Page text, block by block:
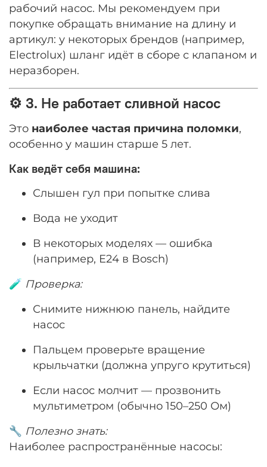
рабочий насос. Мы рекомендуем при
покупке обращать внимание на длину и
артикул: у некоторых брендов (например,
Electrolux) шланг идёт в сборе с клапаном и
неразборен.
⚙️ 3. Не работает сливной насос
Это наиболее частая причина поломки,
особенно у машин старше 5 лет.
Как ведёт себя машина:
Слышен гул при попытке слива
Вода не уходит
В некоторых моделях — ошибка
(например, E24 в Bosch)
🧪 Проверка:
Снимите нижнюю панель, найдите
насос
Пальцем проверьте вращение
крыльчатки (должна упруго крутиться)
Если насос молчит — прозвонить
мультиметром (обычно 150–250 Ом)
🔧 Полезно знать:
Наиболее распространённые насосы: